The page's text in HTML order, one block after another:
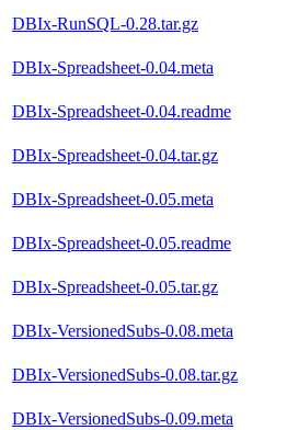
DBIx-RunSQL-0.28.tar.gz
DBIx-Spreadsheet-0.04.meta
DBIx-Spreadsheet-0.04.readme
DBIx-Spreadsheet-0.04.tar.gz
DBIx-Spreadsheet-0.05.meta
DBIx-Spreadsheet-0.05.readme
DBIx-Spreadsheet-0.05.tar.gz
DBIx-VersionedSubs-0.08.meta
DBIx-VersionedSubs-0.08.tar.gz
DBIx-VersionedSubs-0.09.meta